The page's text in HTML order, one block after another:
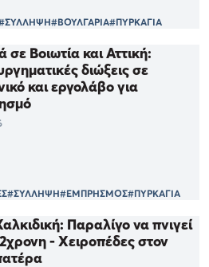
#ΒΟΥΛΓΑΡΙΑ#ΠΥΡΚΑΓΙΑ
σε Βοιωτία και Αττική:
διώξεις σε
και εργολάβο για
#ΣΥΛΛΗΨΗ#ΕΜΠΡΗΣΜΟΣ#ΠΥΡΚΑΓΙΑ
Παραλίγο να πνιγεί
- Χειροπέδες στον